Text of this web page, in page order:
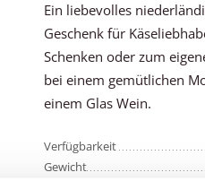
Ein liebevolles
Geschenk für
Schenken oder zum
bei einem gemütlichen
einem Glas Wein.
Verfügbarkeit
Gewicht